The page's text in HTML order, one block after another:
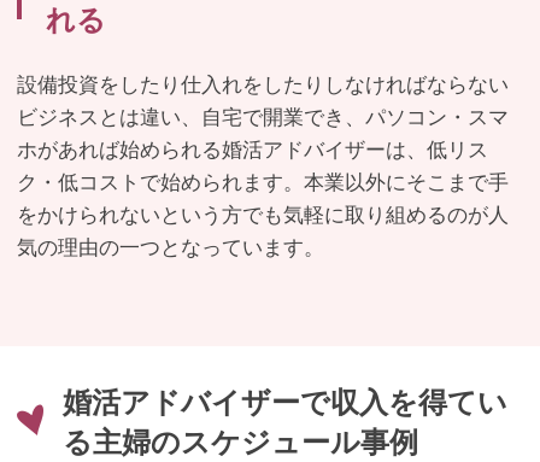
れる
設備投資をしたり仕入れをしたりしなければならない
ビジネスとは違い、自宅で開業でき、パソコン・スマ
ホがあれば始められる婚活アドバイザーは、低リス
ク・低コストで始められます。本業以外にそこまで手
をかけられないという方でも気軽に取り組めるのが人
気の理由の一つとなっています。
婚活アドバイザーで収入を得てい
る主婦のスケジュール事例